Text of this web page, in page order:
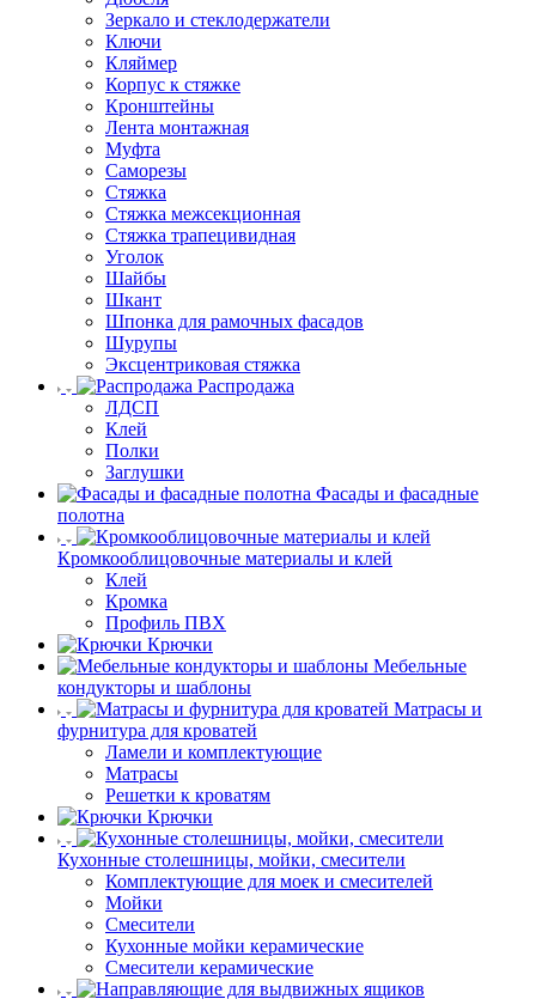
Зеркало и стеклодержатели
Ключи
Кляймер
Корпус к стяжке
Кронштейны
Лента монтажная
Муфта
Саморезы
Стяжка
Стяжка межсекционная
Стяжка трапецивидная
Уголок
Шайбы
Шкант
Шпонка для рамочных фасадов
Шурупы
Эксцентриковая стяжка
Распродажа
ЛДСП
Клей
Полки
Заглушки
Фасады и фасадные
полотна
Кромкооблицовочные материалы и клей
Клей
Кромка
Профиль ПВХ
Крючки
Мебельные
кондукторы и шаблоны
Матрасы и
фурнитура для кроватей
Ламели и комплектующие
Матрасы
Решетки к кроватям
Крючки
Кухонные столешницы, мойки, смесители
Комплектующие для моек и смесителей
Мойки
Смесители
Кухонные мойки керамические
Смесители керамические